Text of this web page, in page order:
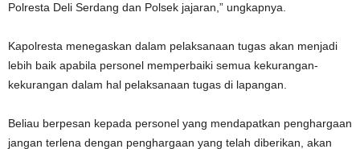
Polresta Deli Serdang dan Polsek jajaran,” ungkapnya.
Kapolresta menegaskan dalam pelaksanaan tugas akan menjadi
lebih baik apabila personel memperbaiki semua kekurangan-
kekurangan dalam hal pelaksanaan tugas di lapangan.
Beliau berpesan kepada personel yang mendapatkan penghargaan
jangan terlena dengan penghargaan yang telah diberikan, akan